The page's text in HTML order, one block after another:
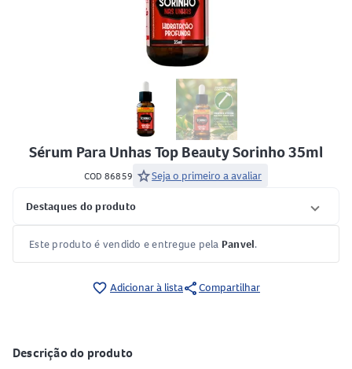
Sérum Para Unhas Top Beauty Sorinho 35ml
COD 86859 starSeja o primeiro a avaliar
Destaques do produto
Este produto é vendido e entregue pela Panvel.
favorite_border Adicionar à listashareCompartilhar
Descrição do produto